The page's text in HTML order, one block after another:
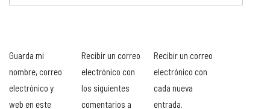
Guarda mi
nombre, correo
electrónico y
web en este
Recibir un correo
electrónico con
los siguientes
comentarios a
Recibir un correo
electrónico con
cada nueva
entrada.